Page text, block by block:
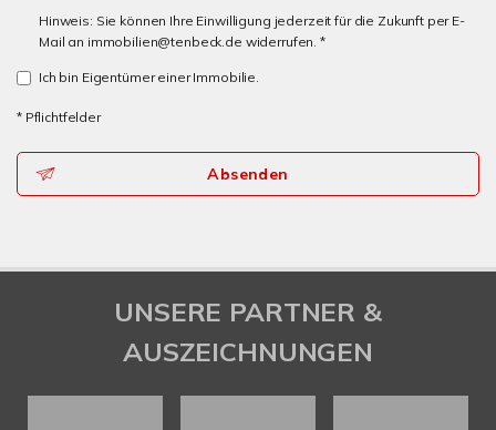
Hinweis: Sie können Ihre Einwilligung jederzeit für die Zukunft per E-
Mail an immobilien@tenbeck.de widerrufen. *
Ich bin Eigentümer einer Immobilie.
* Pflichtfelder
Absenden
UNSERE PARTNER &
AUSZEICHNUNGEN